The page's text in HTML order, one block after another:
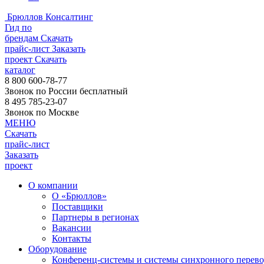
Брюллов Консалтинг
Гид по
брендам Скачать
прайс-лист Заказать
проект Скачать
каталог
8 800 600-78-77
Звонок по России бесплатный
8 495 785-23-07
Звонок по Москве
МЕНЮ
Скачать
прайс-лист
Заказать
проект
О компании
О «Брюллов»
Поставщики
Партнеры в регионах
Вакансии
Контакты
Оборудование
Конференц-системы и системы синхронного